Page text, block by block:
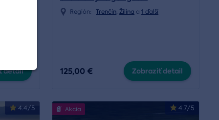
detail
Región: Trenčín,Žilina a1 ďalší
125,00 € Zobraziť detail
4.4/5 4.7/5
Akcia